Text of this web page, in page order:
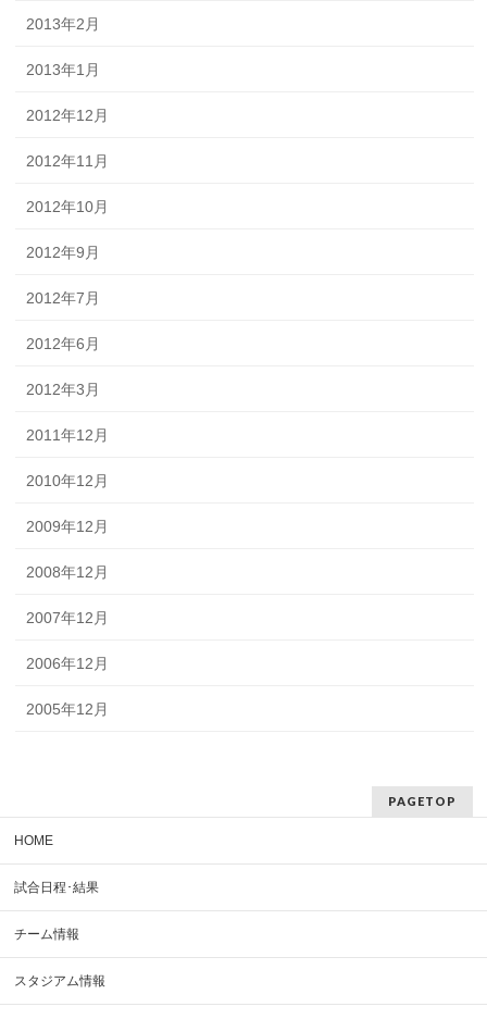
2013年2月
2013年1月
2012年12月
2012年11月
2012年10月
2012年9月
2012年7月
2012年6月
2012年3月
2011年12月
2010年12月
2009年12月
2008年12月
2007年12月
2006年12月
2005年12月
PAGETOP
HOME
試合日程･結果
チーム情報
スタジアム情報